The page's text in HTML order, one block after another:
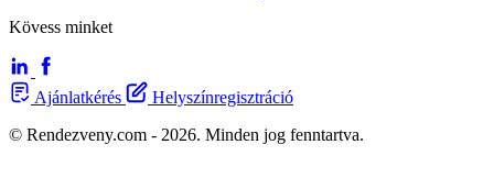
Kövess minket
Ajánlatkérés
Helyszínregisztráció
© Rendezveny.com - 2026. Minden jog fenntartva.